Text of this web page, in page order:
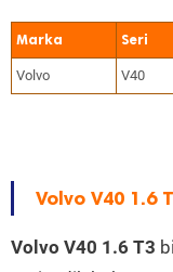
Marka Seri
Volvo V40
Volvo V40 1.6
Volvo V40 1.6 T3